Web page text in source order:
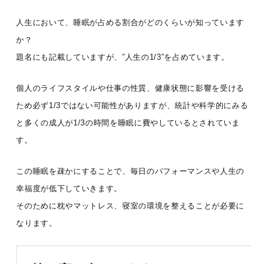
人生において、睡眠が占める割合がどのくらいが知っています
か？
題名にも記載していますが、”人生の1/3”を占めています。
個人のライフスタイルや仕事の性質、健康状態に影響を受ける
ため必ず1/3ではない可能性がありますが、統計や科学的にみる
と多くの成人が1/3の時間を睡眠に費やしているとされていま
す。
この睡眠を疎かにすることで、毎日のパフォーマンスや人生の
幸福度が低下していきます。
そのために枕やマットレス、寝室の環境を整えることが必要に
なります。